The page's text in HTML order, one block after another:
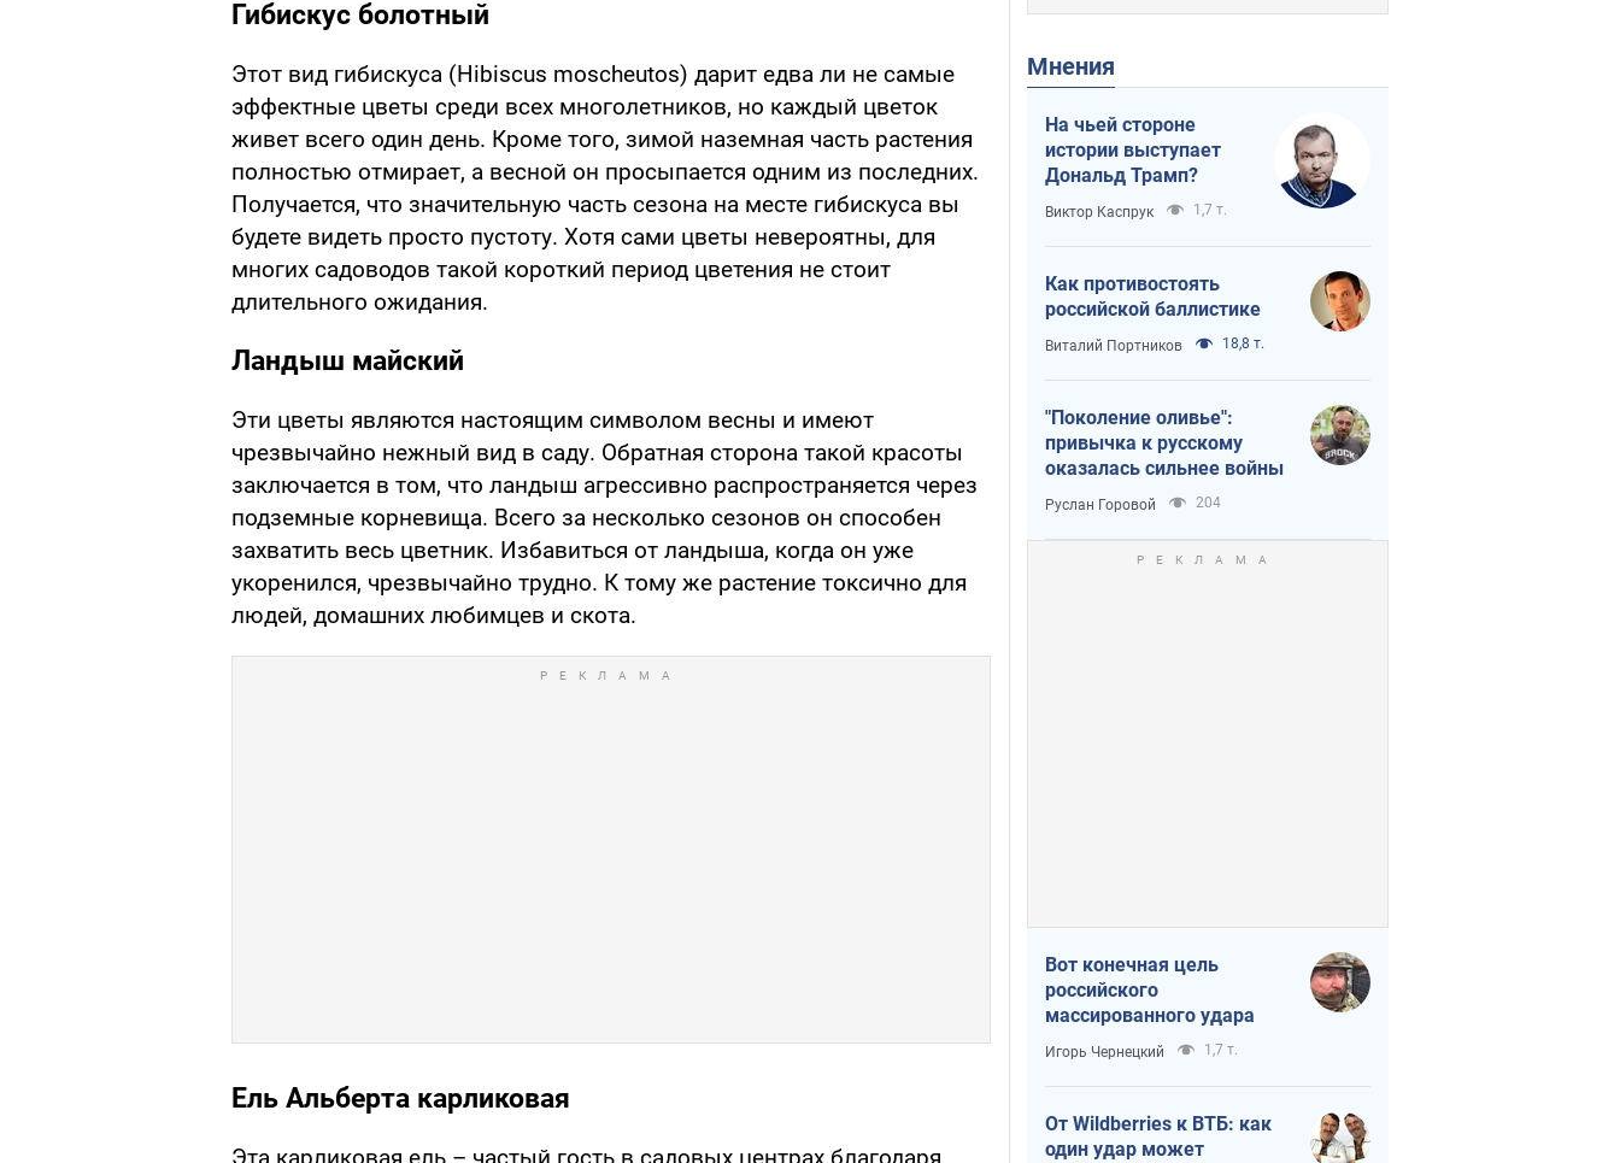
Гибискус болотный
Этот вид гибискуса (Hibiscus moscheutos) дарит едва ли не самые
эффектные цветы среди всех многолетников, но каждый цветок
живет всего один день. Кроме того, зимой наземная часть растения
полностью отмирает, а весной он просыпается одним из последних.
Получается, что значительную часть сезона на месте гибискуса вы
будете видеть просто пустоту. Хотя сами цветы невероятны, для
многих садоводов такой короткий период цветения не стоит
длительного ожидания.
Ландыш майский
Эти цветы являются настоящим символом весны и имеют
чрезвычайно нежный вид в саду. Обратная сторона такой красоты
заключается в том, что ландыш агрессивно распространяется через
подземные корневища. Всего за несколько сезонов он способен
захватить весь цветник. Избавиться от ландыша, когда он уже
укоренился, чрезвычайно трудно. К тому же растение токсично для
людей, домашних любимцев и скота.
Ель Альберта карликовая
Мнения
На чьей стороне
истории выступает
Дональд Трамп?
Виктор Каспрук 1,7 т.
Как противостоять
российской баллистике
Виталий Портников 18,8 т.
"Поколение оливье":
привычка к русскому
оказалась сильнее войны
Руслан Горовой 204
Вот конечная цель
российского
массированного удара
Игорь Чернецкий 1,7 т.
От Wildberries к ВТБ: как
один удар может